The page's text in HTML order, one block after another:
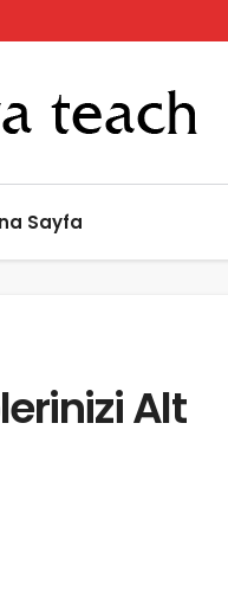
Sayfa
Alt